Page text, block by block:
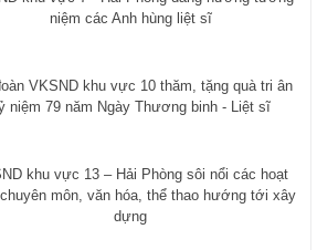
niệm các Anh hùng liệt sĩ
VKSND khu vực 10 thăm, tặng quà tri ân
niệm 79 năm Ngày Thương binh - Liệt sĩ
khu vực 13 – Hải Phòng sôi nổi các hoạt
môn, văn hóa, thể thao hướng tới xây
dựng